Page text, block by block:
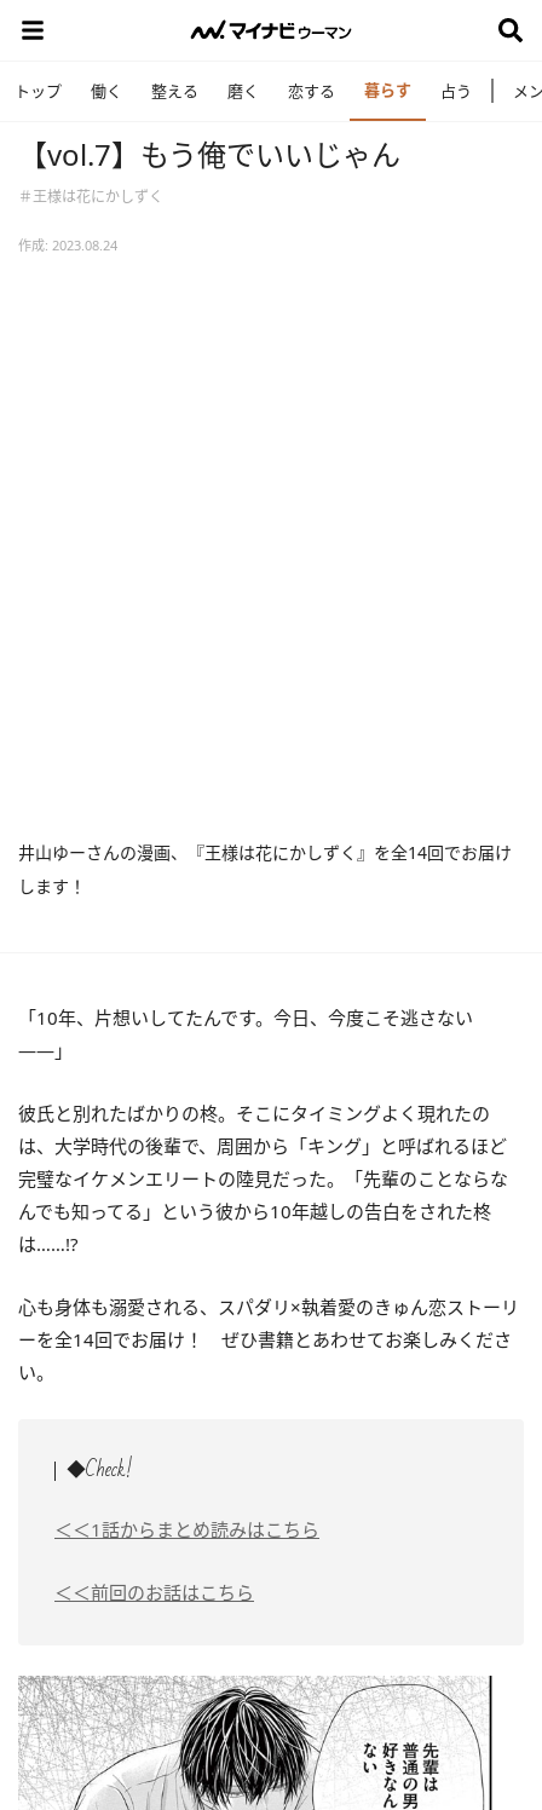
トップ 働く 整える 磨く 恋する 暮らす 占う メ
【vol.7】もう俺でいいじゃん
＃王様は花にかしずく
作成: 2023.08.24
井山ゆーさんの漫画、『王様は花にかしずく』を全14回でお届け
します！
「10年、片想いしてたんです。今日、今度こそ逃さない
――」
彼氏と別れたばかりの柊。そこにタイミングよく現れたの
は、大学時代の後輩で、周囲から「キング」と呼ばれるほど
完璧なイケメンエリートの陸見だった。「先輩のことならな
んでも知ってる」という彼から10年越しの告白をされた柊
は……!?
心も身体も溺愛される、スパダリ×執着愛のきゅん恋ストーリ
ーを全14回でお届け！ ぜひ書籍とあわせてお楽しみくださ
い。
◆Check!
＜＜1話からまとめ読みはこちら
＜＜前回のお話はこちら